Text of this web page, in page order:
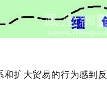
扩大贸易的行为感到反